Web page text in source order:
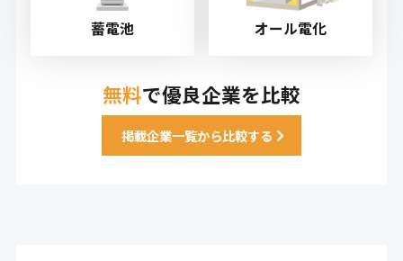
蓄電池 オール電化
無料で優良企業を比較
掲載企業一覧から比較する